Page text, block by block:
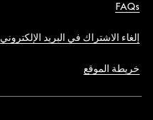
FAQs
إلغاء الاشتراك في البريد الإلكتروني
خريطة الموقع